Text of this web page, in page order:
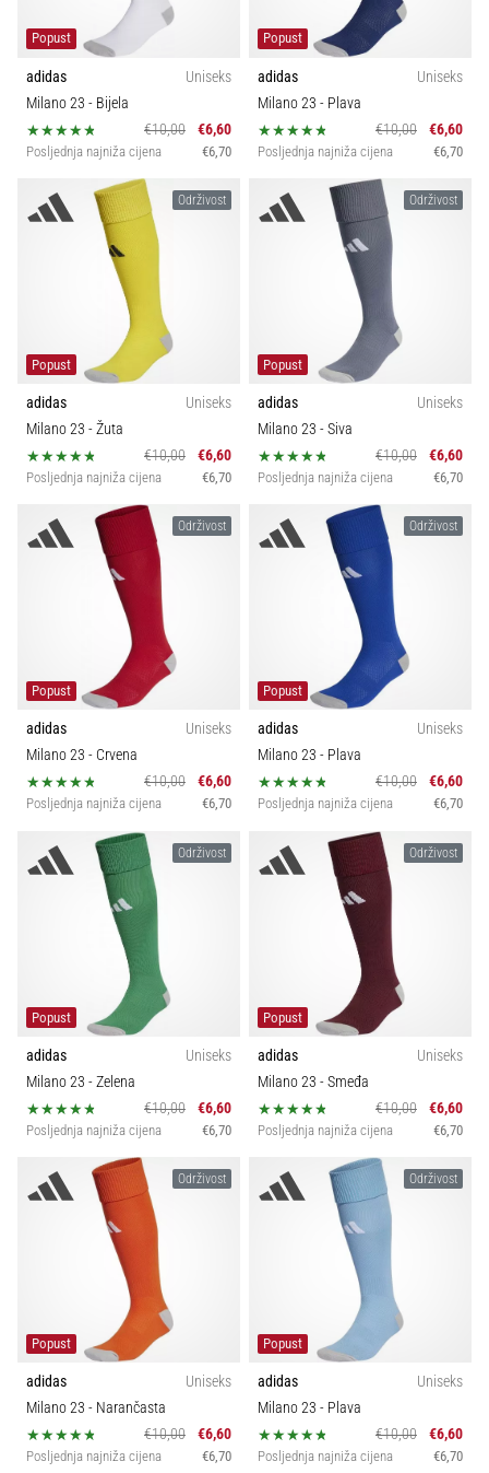
Popust
adidas
Uniseks
Milano 23 - Bijela
€10,00
€6,60
Posljednja najniža cijena €6,70
Popust
adidas
Uniseks
Milano 23 - Plava
€10,00
€6,60
Posljednja najniža cijena €6,70
Održivost
Popust
adidas
Uniseks
Milano 23 - Žuta
€10,00
€6,60
Posljednja najniža cijena €6,70
Održivost
Popust
adidas
Uniseks
Milano 23 - Siva
€10,00
€6,60
Posljednja najniža cijena €6,70
Održivost
Popust
adidas
Uniseks
Milano 23 - Crvena
€10,00
€6,60
Posljednja najniža cijena €6,70
Održivost
Popust
adidas
Uniseks
Milano 23 - Plava
€10,00
€6,60
Posljednja najniža cijena €6,70
Održivost
Popust
adidas
Uniseks
Milano 23 - Zelena
€10,00
€6,60
Posljednja najniža cijena €6,70
Održivost
Popust
adidas
Uniseks
Milano 23 - Smeđa
€10,00
€6,60
Posljednja najniža cijena €6,70
Održivost
Popust
adidas
Uniseks
Milano 23 - Narančasta
€10,00
€6,60
Posljednja najniža cijena €6,70
Održivost
Popust
adidas
Uniseks
Milano 23 - Plava
€10,00
€6,60
Posljednja najniža cijena €6,70